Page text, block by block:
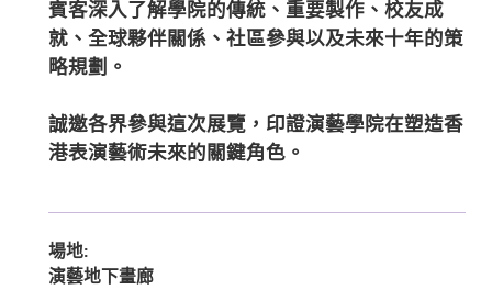
賓客深入了解學院的傳統、重要製作、校友成
就、全球夥伴關係、社區參與以及未來十年的策
略規劃。
誠邀各界參與這次展覽，印證演藝學院在塑造香
港表演藝術未來的關鍵角色。
場地:
演藝地下畫廊